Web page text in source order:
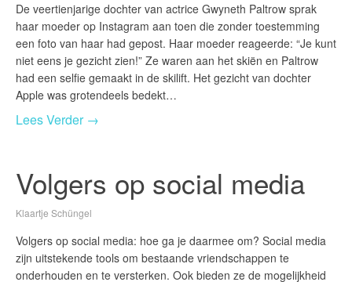
De veertienjarige dochter van actrice Gwyneth Paltrow sprak
haar moeder op Instagram aan toen die zonder toestemming
een foto van haar had gepost. Haar moeder reageerde: “Je kunt
niet eens je gezicht zien!” Ze waren aan het skiën en Paltrow
had een selfie gemaakt in de skilift. Het gezicht van dochter
Apple was grotendeels bedekt…
Lees Verder →
Volgers op social media
Klaartje Schüngel
Volgers op social media: hoe ga je daarmee om? Social media
zijn uitstekende tools om bestaande vriendschappen te
onderhouden en te versterken. Ook bieden ze de mogelijkheid